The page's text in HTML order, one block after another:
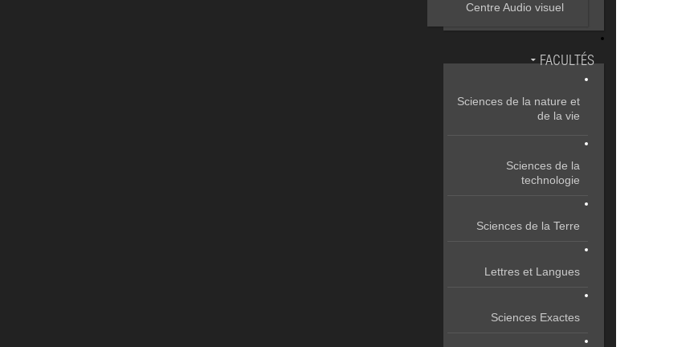
Centre Audio visuel
FACULTÉS
Sciences de la nature et
de la vie
Sciences de la
technologie
Sciences de la Terre
Lettres et Langues
Sciences Exactes